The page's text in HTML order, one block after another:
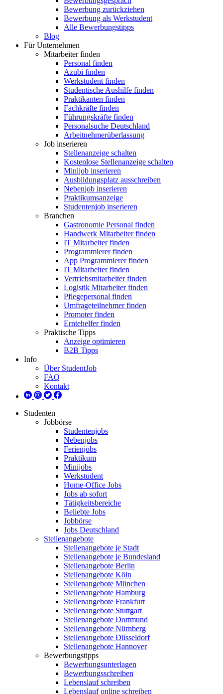
Bewerbung zurückziehen
Bewerbung als Werkstudent
Alle Bewerbungstipps
Blog
Für Unternehmen
Mitarbeiter finden
Personal finden
Azubi finden
Werkstudent finden
Studentische Aushilfe finden
Praktikanten finden
Fachkräfte finden
Führungskräfte finden
Personalsuche Deutschland
Arbeitnehmerüberlassung
Job inserieren
Stellenanzeige schalten
Kostenlose Stellenanzeige schalten
Minijob inserieren
Ausbildungsplatz ausschreiben
Nebenjob inserieren
Praktikumsanzeige
Studentenjob inserieren
Branchen
Gastronomie Personal finden
Handwerk Mitarbeiter finden
IT Mitarbeiter finden
Programmierer finden
App Programmierer finden
IT Mitarbeiter finden
Vertriebsmitarbeiter finden
Logistik Mitarbeiter finden
Pflegepersonal finden
Umfrageteilnehmer finden
Promoter finden
Erntehelfer finden
Praktische Tipps
Anzeige optimieren
B2B Tipps
Info
Über StudentJob
FAQ
Kontakt
Studenten
Jobbörse
Studentenjobs
Nebenjobs
Ferienjobs
Praktikum
Minijobs
Werkstudent
Home-Office Jobs
Jobs ab sofort
Tätigkeitsbereiche
Beliebte Jobs
Jobbörse
Jobs Deutschland
Stellenangebote
Stellenangebote je Stadt
Stellenangebote je Bundesland
Stellenangebote Berlin
Stellenangebote Köln
Stellenangebote München
Stellenangebote Hamburg
Stellenangebote Frankfurt
Stellenangebote Stuttgart
Stellenangebote Dortmund
Stellenangebote Nürnberg
Stellenangebote Düsseldorf
Stellenangebote Hannover
Bewerbungstipps
Bewerbungsunterlagen
Bewerbungsschreiben
Lebenslauf schreiben
Lebenslauf online schreiben